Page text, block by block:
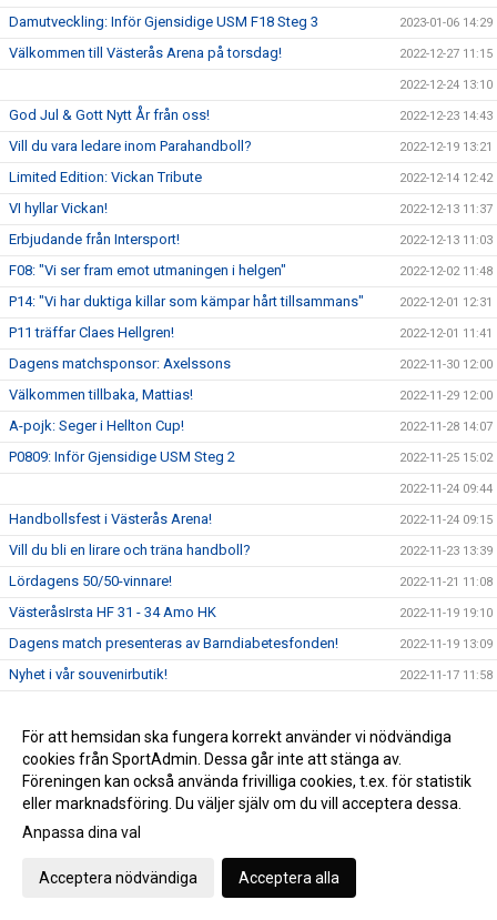
Damutveckling: Inför Gjensidige USM F18 Steg 3 2023-01-06 14:29
Välkommen till Västerås Arena på torsdag! 2022-12-27 11:15
2022-12-24 13:10
God Jul & Gott Nytt År från oss! 2022-12-23 14:43
Vill du vara ledare inom Parahandboll? 2022-12-19 13:21
Limited Edition: Vickan Tribute 2022-12-14 12:42
VI hyllar Vickan! 2022-12-13 11:37
Erbjudande från Intersport! 2022-12-13 11:03
F08: "Vi ser fram emot utmaningen i helgen" 2022-12-02 11:48
P14: "Vi har duktiga killar som kämpar hårt tillsammans" 2022-12-01 12:31
P11 träffar Claes Hellgren! 2022-12-01 11:41
Dagens matchsponsor: Axelssons 2022-11-30 12:00
Välkommen tillbaka, Mattias! 2022-11-29 12:00
A-pojk: Seger i Hellton Cup! 2022-11-28 14:07
P0809: Inför Gjensidige USM Steg 2 2022-11-25 15:02
2022-11-24 09:44
Handbollsfest i Västerås Arena! 2022-11-24 09:15
Vill du bli en lirare och träna handboll? 2022-11-23 13:39
Lördagens 50/50-vinnare! 2022-11-21 11:08
VästeråsIrsta HF 31 - 34 Amo HK 2022-11-19 19:10
Dagens match presenteras av Barndiabetesfonden! 2022-11-19 13:09
Nyhet i vår souvenirbutik! 2022-11-17 11:58
P18 vidare till Gjensidige USM Steg 3! 2022-11-15 13:50
Världsdiabetesdagen 2022 2022-11-14 10:41
P19: Gjensidige USM Steg 2 2022-11-11 19:23
VästeråsIrsta HF växer!
Eftersnack: Gjensidige USM Steg 1 (A-pojk)
Dagens matchsponsor: Skövde Rehabcenter
För att hemsidan ska fungera korrekt använder vi nödvändiga
cookies från SportAdmin. Dessa går inte att stänga av.
Föreningen kan också använda frivilliga cookies, t.ex. för statistik
eller marknadsföring. Du väljer själv om du vill acceptera dessa.
Anpassa dina val
Acceptera nödvändiga Acceptera alla